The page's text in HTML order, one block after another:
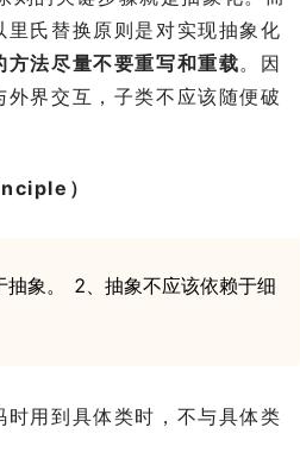
氏替换原则是对实现抽象化
方法尽量不要重写和重载。因
界交互，子类不应该随便破
）
抽象。 2、抽象不应该依赖于细
用到具体类时，不与具体类